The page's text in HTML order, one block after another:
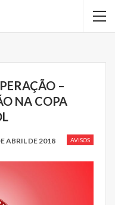
–
NA COPA
AVISOS
ABRIL DE 2018